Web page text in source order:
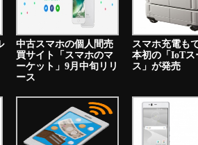
中古スマホの個人間売
買サイト「スマホのマ
ーケット」9月中旬リリ
ース
スマホ充電も
本初の「IoTス
ス」が発売